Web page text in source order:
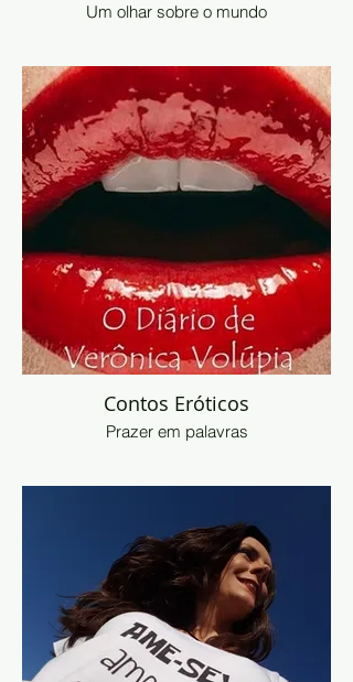
Um olhar sobre o mundo
Contos Eróticos
Prazer em palavras